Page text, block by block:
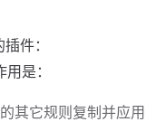
件：
是：
其它规则复制并应用